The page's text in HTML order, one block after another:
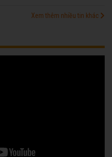
Xem thêm nhiều tin khác